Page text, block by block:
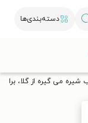
دسته‌بندی‌ها
شیره می گیره از گلا، برای